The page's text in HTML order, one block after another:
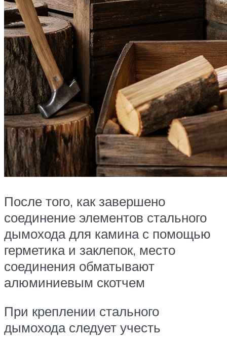
После того, как завершено
соединение элементов стального
дымохода для камина с помощью
герметика и заклепок, место
соединения обматывают
алюминиевым скотчем
При креплении стального
дымохода следует учесть